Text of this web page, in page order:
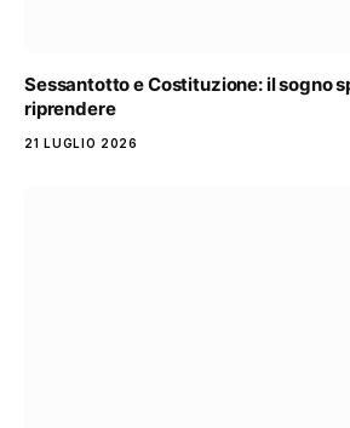
Sessantotto e Costituzione: il sogno
riprendere
21 LUGLIO 2026